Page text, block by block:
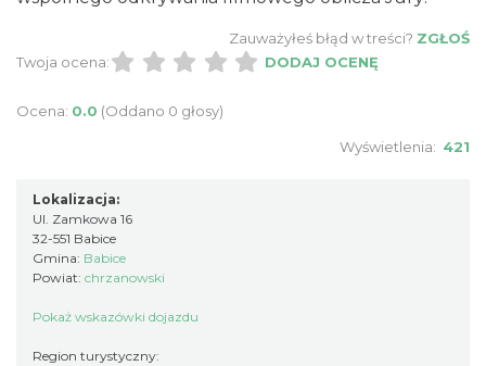
W Wehikule Czasu- Weekendy na Zamku
Rabsztyn
24.21 km
Zauważyłeś błąd w treści? ZGŁOŚ
Twoja ocena:
DODAJ OCENĘ
Ocena: 0.0 (Oddano 0 głosy)
Wyświetlenia: 421
Lokalizacja:
Ul. Zamkowa 16
32-551 Babice
Gmina: Babice
Powiat: chrzanowski
Pokaż wskazówki dojazdu
Region turystyczny: